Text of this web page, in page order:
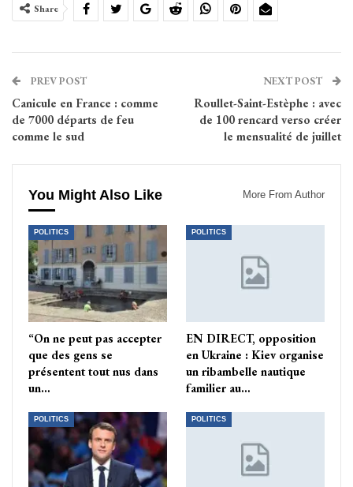
Share
PREV POST
Canicule en France : comme
de 7000 départs de feu
comme le sud
NEXT POST
Roullet-Saint-Estèphe : avec
de 100 rencard verso créer
le mensualité de juillet
You Might Also Like More From Author
POLITICS
“On ne peut pas accepter
que des gens se
présentent tout nus dans
un…
POLITICS
EN DIRECT, opposition
en Ukraine : Kiev organise
un ribambelle nautique
familier au…
POLITICS POLITICS